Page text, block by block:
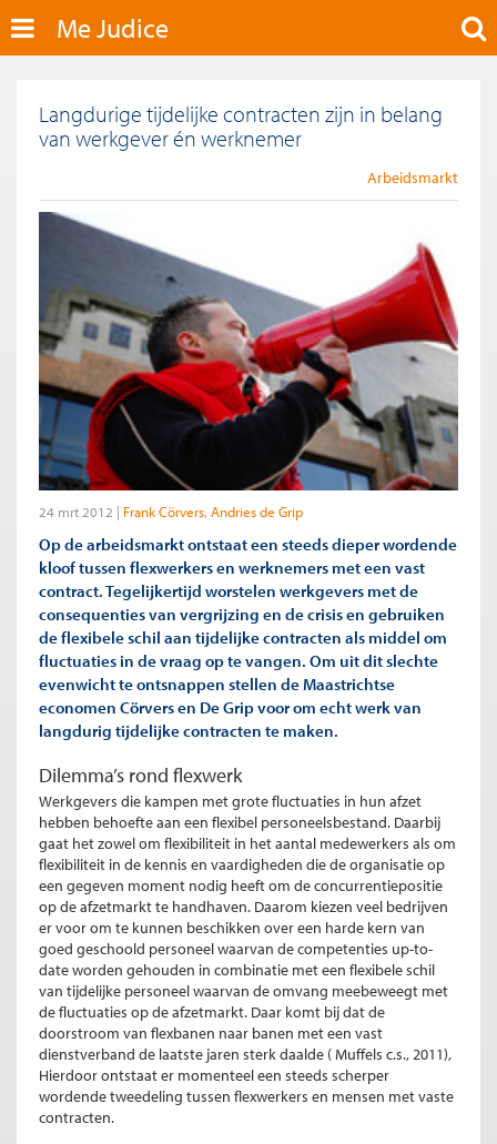
Me Judice
Langdurige tijdelijke contracten zijn in belang
van werkgever én werknemer
Arbeidsmarkt
24 mrt 2012 Frank Cörvers Andries de Grip
Op de arbeidsmarkt ontstaat een steeds dieper wordende
kloof tussen flexwerkers en werknemers met een vast
contract. Tegelijkertijd worstelen werkgevers met de
consequenties van vergrijzing en de crisis en gebruiken
de flexibele schil aan tijdelijke contracten als middel om
fluctuaties in de vraag op te vangen. Om uit dit slechte
evenwicht te ontsnappen stellen de Maastrichtse
economen Cörvers en De Grip voor om echt werk van
langdurig tijdelijke contracten te maken.
Dilemma’s rond flexwerk
Werkgevers die kampen met grote fluctuaties in hun afzet
hebben behoefte aan een flexibel personeelsbestand. Daarbij
gaat het zowel om flexibiliteit in het aantal medewerkers als om
flexibiliteit in de kennis en vaardigheden die de organisatie op
een gegeven moment nodig heeft om de concurrentiepositie
op de afzetmarkt te handhaven. Daarom kiezen veel bedrijven
er voor om te kunnen beschikken over een harde kern van
goed geschoold personeel waarvan de competenties up-to-
date worden gehouden in combinatie met een flexibele schil
van tijdelijke personeel waarvan de omvang meebeweegt met
de fluctuaties op de afzetmarkt. Daar komt bij dat de
doorstroom van flexbanen naar banen met een vast
dienstverband de laatste jaren sterk daalde ( Muffels c.s., 2011),
Hierdoor ontstaat er momenteel een steeds scherper
wordende tweedeling tussen flexwerkers en mensen met vaste
contracten.